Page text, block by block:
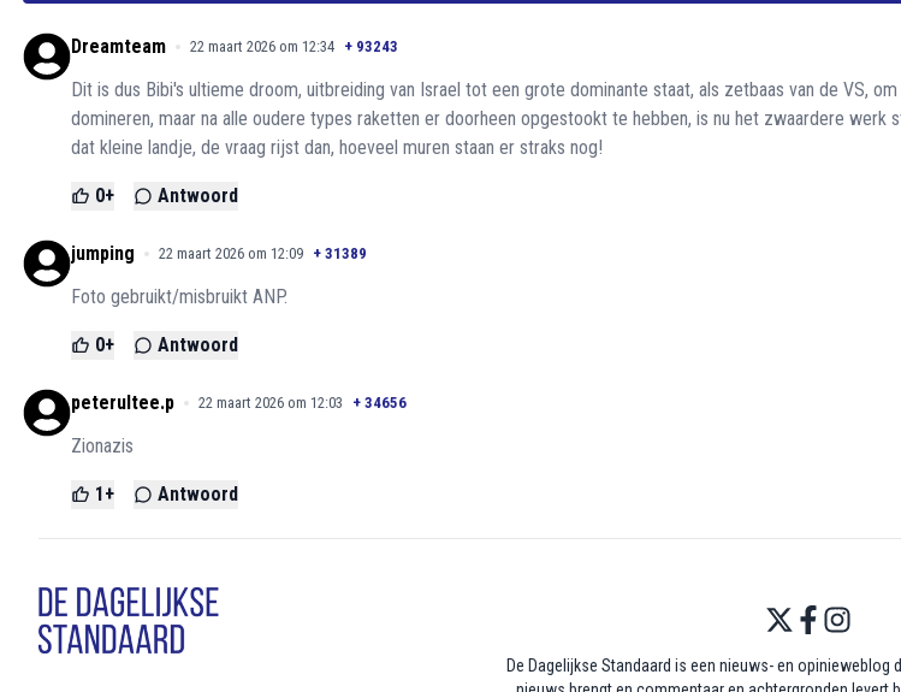
Dreamteam 22 maart 2026 om 12:34 + 93243
Dit is dus Bibi's ultieme droom, uitbreiding van Israel tot een grote dominante staat, als zetbaas van de VS, om
domineren, maar na alle oudere types raketten er doorheen opgestookt te hebben, is nu het zwaardere werk
dat kleine landje, de vraag rijst dan, hoeveel muren staan er straks nog!
0+ Antwoord
jumping 22 maart 2026 om 12:09 + 31389
Foto gebruikt/misbruikt ANP.
0+ Antwoord
peterultee.p 22 maart 2026 om 12:03 + 34656
Zionazis
1+ Antwoord
De Dagelijkse Standaard is een nieuws- en